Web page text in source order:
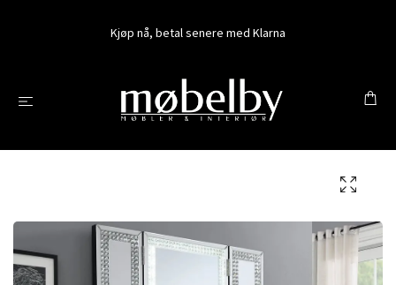
Kjøp nå, betal senere med Klarna